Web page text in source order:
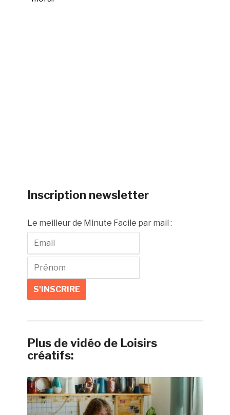
Inscription newsletter
Le meilleur de Minute Facile par mail :
Plus de vidéo de Loisirs
créatifs: